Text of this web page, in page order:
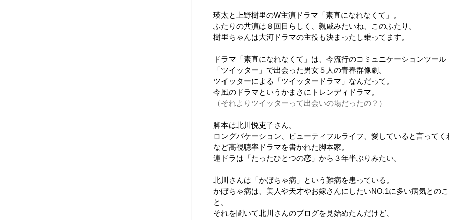
瑛太と上野樹里のW主演ドラマ「素直になれなくて」。
ふたりの共演は８回目らしく、親戚みたいね、このふたり。
樹里ちゃんは大河ドラマの主役も決まったし乗ってます。
ドラマ「素直になれなくて」は、今流行のコミュニケーションツール
「ツイッター」で出会った男女５人の青春群像劇。
ツイッターによる「ツイッタードラマ」なんだって。
今風のドラマというかまさにトレンディドラマ。
（それよりツイッターって出会いの場だったの？）
脚本は北川悦吏子さん。
ロングバケーション、ビューティフルライフ、愛していると言ってく
など高視聴率ドラマを書かれた脚本家。
連ドラは「たったひとつの恋」から３年半ぶりみたい。
北川さんは「かぼちゃ病」という難病を患っている。
かぼちゃ病は、美人や天才やお嫁さんにしたいNO.1に多い病気とのこ
と。
それを聞いて北川さんのブログを見始めたんだけど、